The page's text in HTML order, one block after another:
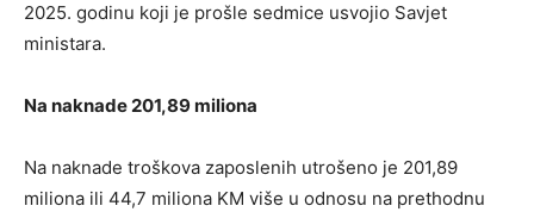
2025. godinu koji je prošle sedmice usvojio Savjet
ministara.
Na naknade 201,89 miliona
Na naknade troškova zaposlenih utrošeno je 201,89
miliona ili 44,7 miliona KM više u odnosu na prethodnu